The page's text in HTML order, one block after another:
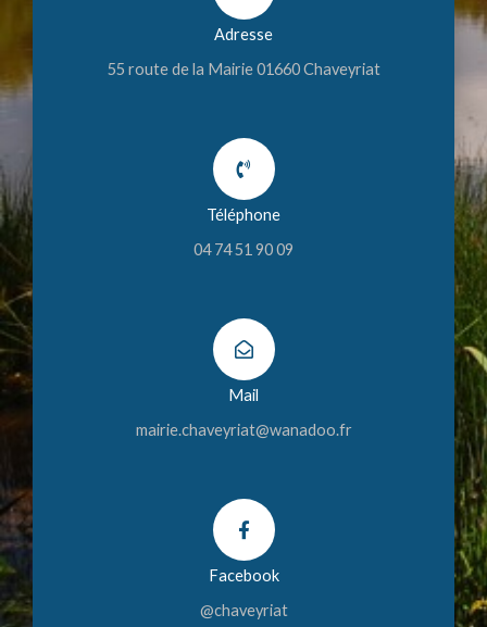
Adresse
55 route de la Mairie 01660 Chaveyriat
Téléphone
04 74 51 90 09
Mail
mairie.chaveyriat@wanadoo.fr
Facebook
@chaveyriat